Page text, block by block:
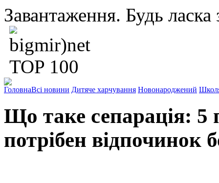
Завантаження. Будь ласка
ГоловнаВсі новини Дитяче харчування Новонароджений
Що таке сепарація: 5
потрібен відпочинок